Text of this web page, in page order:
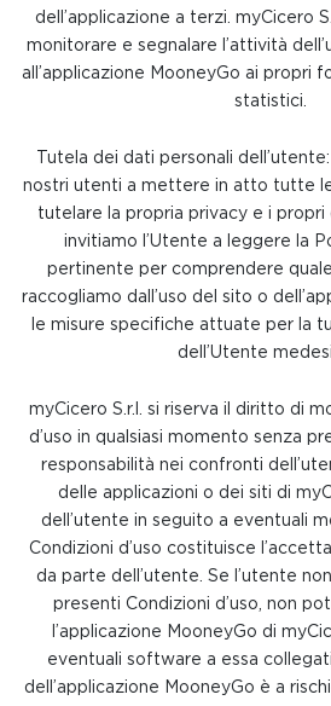
dell’applicazione a terzi. myCicero
monitorare e segnalare l’attività
all’applicazione MooneyGo ai propri
statistici.
Tutela dei dati personali
nostri utenti a mettere in atto tutte
tutelare la propria privacy e i propri
invitiamo l’Utente a leggere la
pertinente per comprendere
raccogliamo dall’uso del sito o
le misure specifiche attuate per la
dell’Utente
myCicero S.r.l. si riserva il diritto di
d’uso in qualsiasi momento senza
responsabilità nei confronti
delle applicazioni o dei siti di
dell’utente in seguito a eventuali
Condizioni d’uso costituisce
da parte dell’utente. Se l’utente
presenti Condizioni d’uso, non
l’applicazione MooneyGo di
eventuali software a essa
dell’applicazione MooneyGo è a